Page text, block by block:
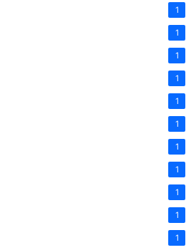
1
1
1
1
1
1
1
1
1
1
1